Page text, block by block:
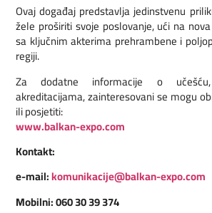
Ovaj događaj predstavlja jedinstvenu
žele proširiti svoje poslovanje, ući na
sa ključnim akterima prehrambene i
regiji.
Za dodatne informacije o
akreditacijama, zainteresovani se mogu
ili posjetiti:
www.balkan-expo.com
Kontakt:
e-mail:komunikacije@balkan-expo.com
Mobilni: 060 30 39 374